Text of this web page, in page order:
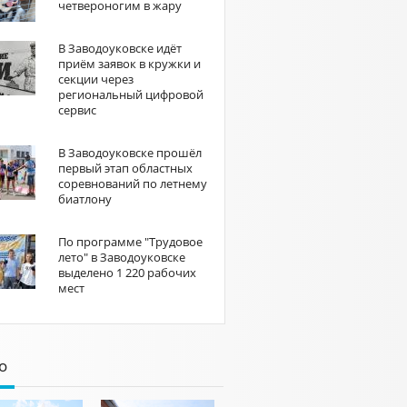
четвероногим в жару
В Заводоуковске идёт
приём заявок в кружки и
секции через
региональный цифровой
сервис
В Заводоуковске прошёл
первый этап областных
соревнований по летнему
биатлону
По программе "Трудовое
лето" в Заводоуковске
выделено 1 220 рабочих
мест